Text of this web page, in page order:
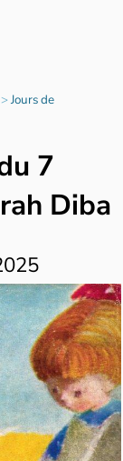
>Jours de
7
Diba